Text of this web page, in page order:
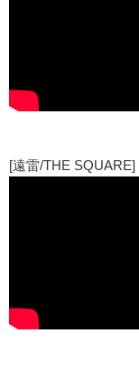
[遠雷/THE SQUARE]